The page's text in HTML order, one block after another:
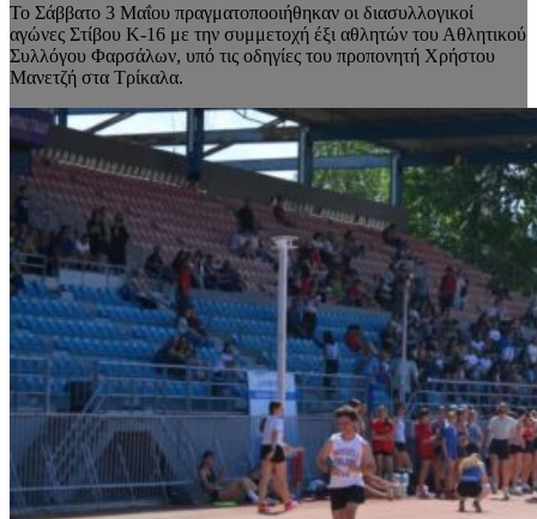
Το Σάββατο 3 Μαΐου πραγματοποοιήθηκαν οι διασυλλογικοί
αγώνες Στίβου Κ-16 με την συμμετοχή έξι αθλητών του Αθλητικού
Συλλόγου Φαρσάλων, υπό τις οδηγίες του προπονητή Χρήστου
Μανετζή στα Τρίκαλα.